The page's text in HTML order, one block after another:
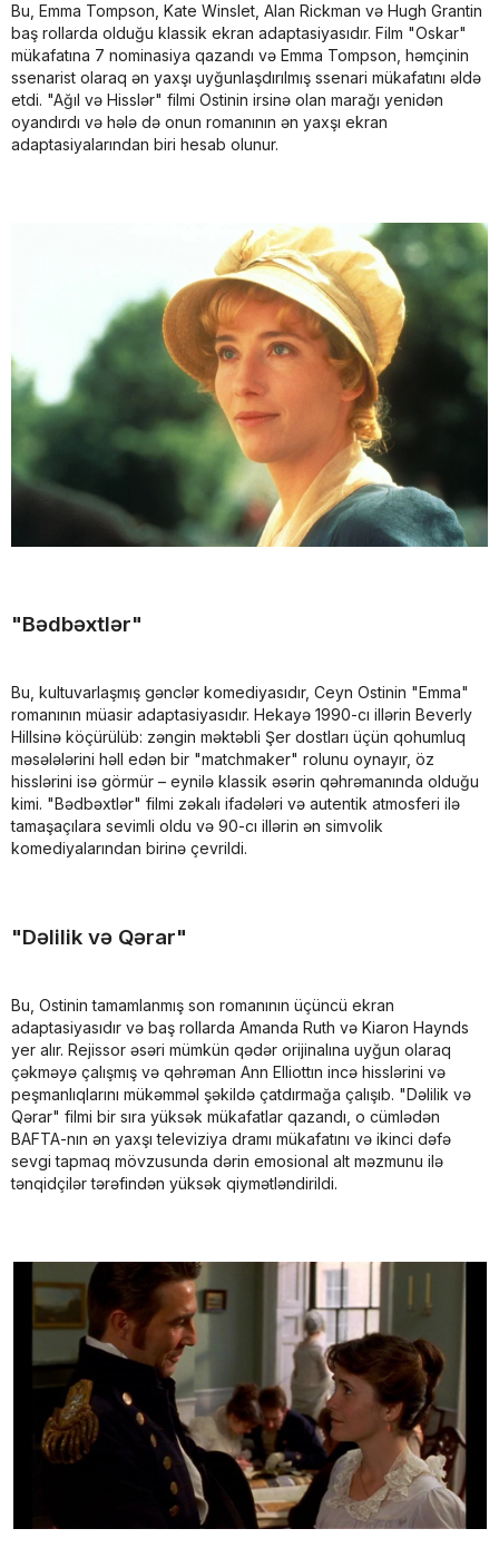
Bu, Emma Tompson, Kate Winslet, Alan Rickman və Hugh Grantin
baş rollarda olduğu klassik ekran adaptasiyasıdır. Film "Oskar"
mükafatına 7 nominasiya qazandı və Emma Tompson, həmçinin
ssenarist olaraq ən yaxşı uyğunlaşdırılmış ssenari mükafatını əldə
etdi. "Ağıl və Hisslər" filmi Ostinin irsinə olan marağı yenidən
oyandırdı və hələ də onun romanının ən yaxşı ekran
adaptasiyalarından biri hesab olunur.
"Bədbəxtlər"
Bu, kultuvarlaşmış gənclər komediyasıdır, Ceyn Ostinin "Emma"
romanının müasir adaptasiyasıdır. Hekayə 1990-cı illərin Beverly
Hillsinə köçürülüb: zəngin məktəbli Şer dostları üçün qohumluq
məsələlərini həll edən bir "matchmaker" rolunu oynayır, öz
hisslərini isə görmür – eynilə klassik əsərin qəhrəmanında olduğu
kimi. "Bədbəxtlər" filmi zəkalı ifadələri və autentik atmosferi ilə
tamaşaçılara sevimli oldu və 90-cı illərin ən simvolik
komediyalarından birinə çevrildi.
"Dəlilik və Qərar"
Bu, Ostinin tamamlanmış son romanının üçüncü ekran
adaptasiyasıdır və baş rollarda Amanda Ruth və Kiaron Haynds
yer alır. Rejissor əsəri mümkün qədər orijinalına uyğun olaraq
çəkməyə çalışmış və qəhrəman Ann Elliottın incə hisslərini və
peşmanlıqlarını mükəmməl şəkildə çatdırmağa çalışıb. "Dəlilik və
Qərar" filmi bir sıra yüksək mükafatlar qazandı, o cümlədən
BAFTA-nın ən yaxşı televiziya dramı mükafatını və ikinci dəfə
sevgi tapmaq mövzusunda dərin emosional alt məzmunu ilə
tənqidçilər tərəfindən yüksək qiymətləndirildi.